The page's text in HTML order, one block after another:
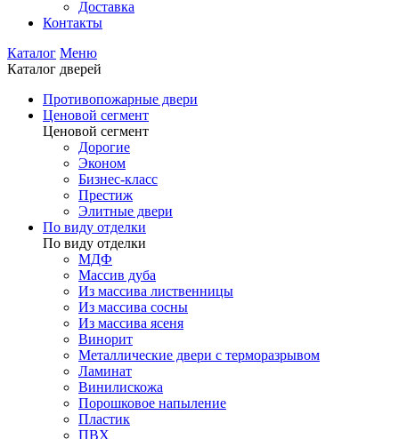
Доставка
Контакты
Каталог Меню
Каталог дверей
Противопожарные двери
Ценовой сегмент
Ценовой сегмент
Дорогие
Эконом
Бизнес-класс
Престиж
Элитные двери
По виду отделки
По виду отделки
МДФ
Массив дуба
Из массива лиственницы
Из массива сосны
Из массива ясеня
Винорит
Металлические двери с терморазрывом
Ламинат
Винилискожа
Порошковое напыление
Пластик
ПВХ